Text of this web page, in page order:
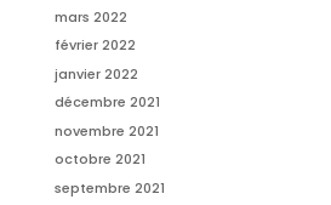
mars 2022
février 2022
janvier 2022
décembre 2021
novembre 2021
octobre 2021
septembre 2021